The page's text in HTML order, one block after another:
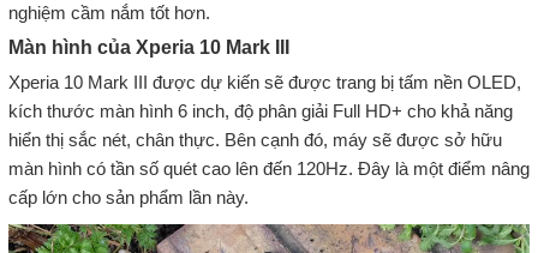
nghiệm cầm nắm tốt hơn.
Màn hình của Xperia 10 Mark III
Xperia 10 Mark III được dự kiến sẽ được trang bị tấm nền OLED,
kích thước màn hình 6 inch, độ phân giải Full HD+ cho khả năng
hiển thị sắc nét, chân thực. Bên cạnh đó, máy sẽ được sở hữu
màn hình có tần số quét cao lên đến 120Hz. Đây là một điểm nâng
cấp lớn cho sản phẩm lần này.